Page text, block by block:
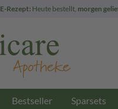
E-Rezept: Heute bestellt, morgen
Bestseller Sparsets